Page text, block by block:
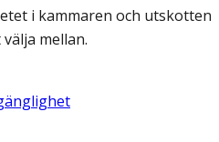
i kammaren och utskotten
mellan.